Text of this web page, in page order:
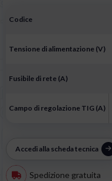
Codice
Tensione di alimentazione (V)
Fusibile di rete (A)
Campo di regolazione TIG (A)
Accedi alla scheda tecnica
Spedizione gratuita